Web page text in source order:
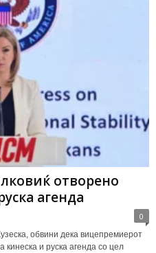
отворено
агенда
0
обвини дека вицепремиерот
кинеска и руска агенда со цел